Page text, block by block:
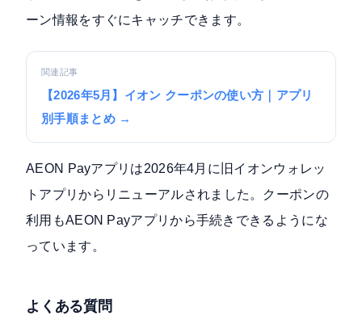
ーン情報をすぐにキャッチできます。
関連記事
【2026年5月】イオン クーポンの使い方｜アプリ
別手順まとめ →
AEON Payアプリは2026年4月に旧イオンウォレッ
トアプリからリニューアルされました。クーポンの
利用もAEON Payアプリから手続きできるようにな
っています。
よくある質問